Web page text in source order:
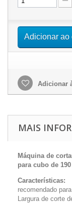
Adicionar ao
Adicionar
MAIS
Máquina de
para cubo de
Características:
recomendado
Largura de corte